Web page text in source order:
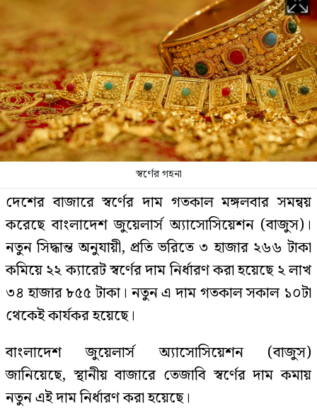
স্বর্ণের গহনা
দেশের বাজারে স্বর্ণের দাম গতকাল মঙ্গলবার সমন্বয়
করেছে বাংলাদেশ জুয়েলার্স অ্যাসোসিয়েশন (বাজুস)।
নতুন সিদ্ধান্ত অনুযায়ী, প্রতি ভরিতে ৩ হাজার ২৬৬ টাকা
কমিয়ে ২২ ক্যারেট স্বর্ণের দাম নির্ধারণ করা হয়েছে ২ লাখ
৩৪ হাজার ৮৫৫ টাকা। নতুন এ দাম গতকাল সকাল ১০টা
থেকেই কার্যকর হয়েছে।
বাংলাদেশ জুয়েলার্স অ্যাসোসিয়েশন (বাজুস)
জানিয়েছে, স্থানীয় বাজারে তেজাবি স্বর্ণের দাম কমায়
নতুন এই দাম নির্ধারণ করা হয়েছে।